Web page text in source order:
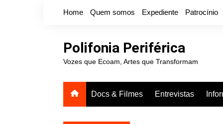
Home Quem somos Expediente Patrocínio
Polifonia Periférica
Vozes que Ecoam, Artes que Transformam
Docs & Filmes Entrevistas
JU KOSSO lança